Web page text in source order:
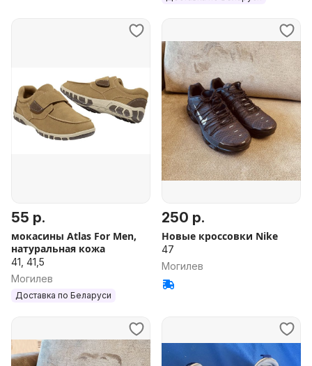
55 р.
мокасины Atlas For Men,
натуральная кожа
41, 41,5
Могилев
Доставка по Беларуси
250 р.
Новые кроссовки Nike
47
Могилев